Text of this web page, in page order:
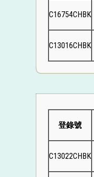
C16754CHBK
C13016CHBK
登錄號
C13022CHBK